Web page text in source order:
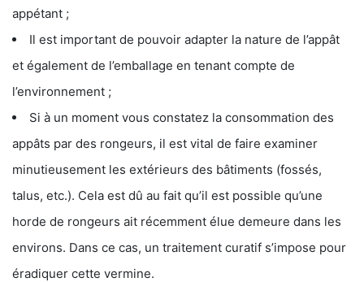
appétant ;
Il est important de pouvoir adapter la nature de l’appât
et également de l’emballage en tenant compte de
l’environnement ;
Si à un moment vous constatez la consommation des
appâts par des rongeurs, il est vital de faire examiner
minutieusement les extérieurs des bâtiments (fossés,
talus, etc.). Cela est dû au fait qu’il est possible qu’une
horde de rongeurs ait récemment élue demeure dans les
environs. Dans ce cas, un traitement curatif s’impose pour
éradiquer cette vermine.